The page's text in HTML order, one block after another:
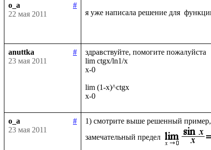
o_a
#
22 мая 2011
я уже написала решение для
anuttka
#
23 мая 2011
здравствуйте, помогите пожалуйста
lim ctgx/ln1/x
x-0
lim (1-x)^ctgx
o_a
#
23 мая 2011
1) смотрите выше решенный пример,
замечательный предел